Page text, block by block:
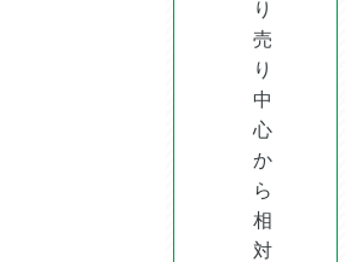
り
売
り
中
心
か
ら
相
対